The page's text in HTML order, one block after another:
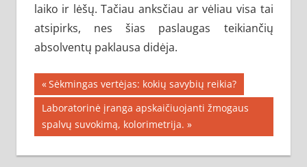
laiko ir lėšų. Tačiau anksčiau ar vėliau visa tai
atsipirks, nes šias paslaugas teikiančių
absolventų paklausa didėja.
Navigacija
tarp
įrašų
Previous
Post:
Sėkmingas vertėjas: kokių savybių reikia?
Next
Post:
Laboratorinė įranga apskaičiuojanti žmogaus
spalvų suvokimą, kolorimetrija.